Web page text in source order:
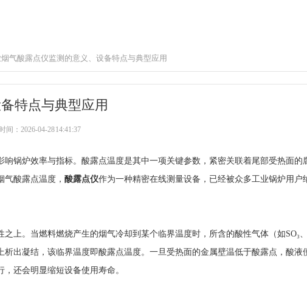
气酸露点仪监测的意义、设备特点与典型应用
特点与典型应用
间：2026-04-28 14:41:37
锅炉效率与指标。酸露点温度是其中一项关键参数，紧密关联着尾部受热面的
酸露点温度， 酸露点仪作为一种精密在线测量设备，已经被众多工业锅炉用户
上。当燃料燃烧产生的烟气冷却到某个临界温度时，所含的酸性气体（如SO₃
出凝结，该临界温度即酸露点温度。一旦受热面的金属壁温低于酸露点，酸液
还会明显缩短设备使用寿命。